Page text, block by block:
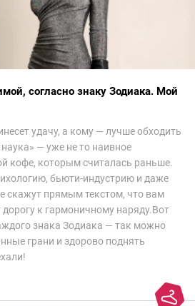
согласно знаку Зодиака. Мой
удачу, а кому — лучше обходить
— уже не то наивное
кофе, которым считалась раньше.
бьюти-индустрию и даже
скажут прямым текстом, что вам
к гармоничному наряду.Вот
знака Зодиака — так можно
грани и здорово поднять